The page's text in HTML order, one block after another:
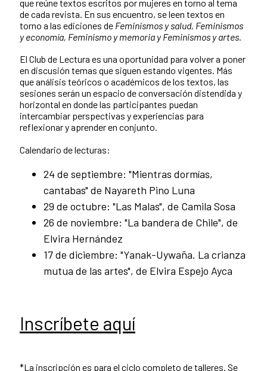
que reúne textos escritos por mujeres en torno al tema
de cada revista. En sus encuentro, se leen textos en
torno a las ediciones de Feminismos y salud, Feminismos
y economía, Feminismo y memoria y Feminismos y artes.
El Club de Lectura es una oportunidad para volver a poner
en discusión temas que siguen estando vigentes. Más
que análisis teóricos o académicos de los textos, las
sesiones serán un espacio de conversación distendida y
horizontal en donde las participantes puedan
intercambiar perspectivas y experiencias para
reflexionar y aprender en conjunto.
Calendario de lecturas:
24 de septiembre: "Mientras dormías,
cantabas" de Nayareth Pino Luna
29 de octubre: "Las Malas", de Camila Sosa
26 de noviembre: "La bandera de Chile", de
Elvira Hernández
17 de diciembre: "Yanak-Uywaña. La crianza
mutua de las artes", de Elvira Espejo Ayca
Inscríbete aquí
*La inscripción es para el ciclo completo de talleres. Se